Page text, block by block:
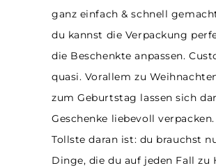
ganz einfach & schnell
du kannst die Verpackung
die Beschenkte anpassen.
quasi. Vorallem zu
zum Geburtstag lassen sich
Geschenke liebevoll verpacken.
Tollste daran ist: du brauchst
Dinge, die du auf jeden Fall zu